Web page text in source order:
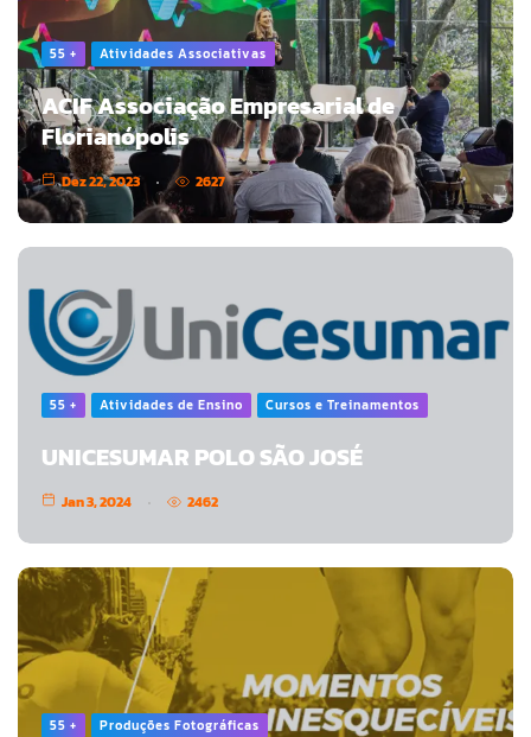
55 + Atividades Associativas
ACIF Associação Empresarial de
Florianópolis
Dez 22, 2023 2627
55 + Atividades de Ensino Cursos e Treinamentos
UNICESUMAR POLO SÃO JOSÉ
Jan 3, 2024 2462
55 + Produções Fotográficas